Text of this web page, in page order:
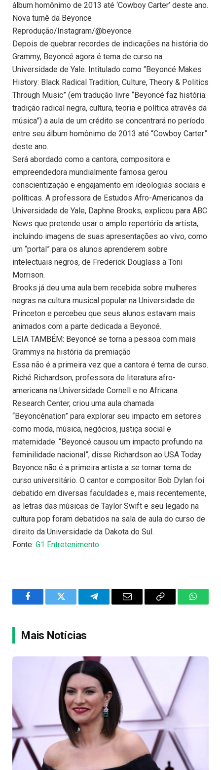
álbum homônimo de 2013 até ‘Cowboy Carter’ deste ano.
Nova turnê da Beyonce
Reprodução/Instagram/@beyonce
Depois de quebrar recordes de indicações na história do
Grammy, Beyoncé agora é tema de curso na
Universidade de Yale. Intitulado como “Beyoncé Makes
History: Black Radical Tradition, Culture, Theory & Politics
Through Music” (em tradução livre “Beyoncé faz história:
tradição radical negra, cultura, teoria e política através da
música”) a aula de um crédito se concentrará no período
entre seu álbum homônimo de 2013 até “Cowboy Carter”
deste ano.
Será abordado como a cantora, compositora e
empreendedora mundialmente famosa gerou
conscientização e engajamento em ideologias sociais e
políticas. A professora de Estudos Afro-Americanos da
Universidade de Yale, Daphne Brooks, explicou para ABC
News que pretende usar o amplo repertório da artista,
incluindo imagens de suas apresentações ao vivo, como
um “portal” para os alunos aprenderem sobre
intelectuais negros, de Frederick Douglass a Toni
Morrison.
Brooks já deu uma aula bem recebida sobre mulheres
negras na cultura musical popular na Universidade de
Princeton e percebeu que seus alunos estavam mais
animados com a parte dedicada a Beyoncé.
LEIA TAMBÉM: Beyoncé se torna a pessoa com mais
Grammys na história da premiação
Essa não é a primeira vez que a cantora é tema de curso.
Riché Richardson, professora de literatura afro-
americana na Universidade Cornell e no Africana
Research Center, criou uma aula chamada
“Beyoncénation” para explorar seu impacto em setores
como moda, música, negócios, justiça social e
maternidade. “Beyoncé causou um impacto profundo na
feminilidade nacional”, disse Richardson ao USA Today.
Beyonce não é a primeira artista a se tornar tema de
curso universitário. O cantor e compositor Bob Dylan foi
debatido em diversas faculdades e, mais recentemente,
as letras das músicas de Taylor Swift e seu legado na
cultura pop foram debatidos na sala de aula do curso de
direito da Universidade da Dakota do Sul.
Fonte: G1 Entretenimento
FacebookTwitter TelegramEmail
Copy
Mais Notícias